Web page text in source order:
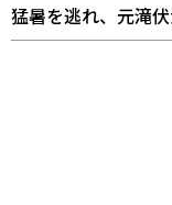
猛暑を逃れ、元滝